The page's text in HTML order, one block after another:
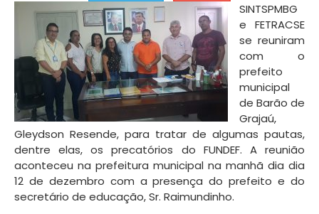
SINTSPMBG
e FETRACSE
se reuniram
com o
prefeito
municipal
de Barão de
Grajaú,
Gleydson Resende, para tratar de algumas pautas,
dentre elas, os precatórios do FUNDEF. A reunião
aconteceu na prefeitura municipal na manhã dia dia
12 de dezembro com a presença do prefeito e do
secretário de educação, Sr. Raimundinho.